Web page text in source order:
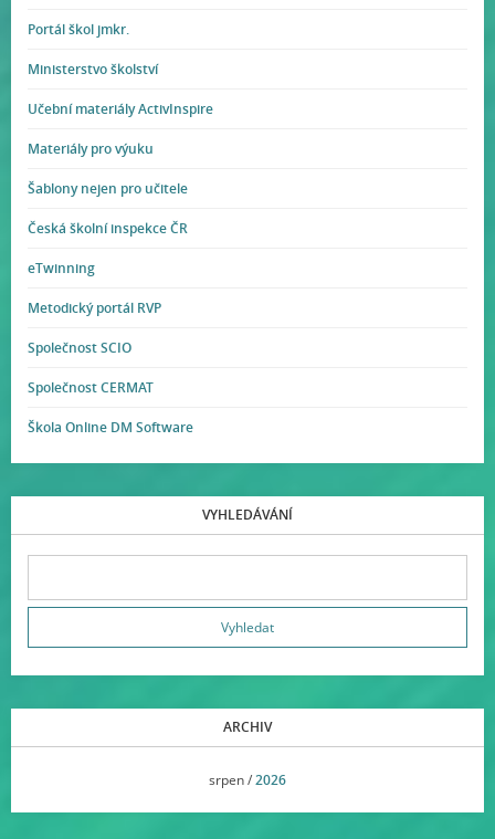
Portál škol jmkr.
Ministerstvo školství
Učební materiály ActivInspire
Materiály pro výuku
Šablony nejen pro učitele
Česká školní inspekce ČR
eTwinning
Metodický portál RVP
Společnost SCIO
Společnost CERMAT
Škola Online DM Software
VYHLEDÁVÁNÍ
ARCHIV
srpen /2026